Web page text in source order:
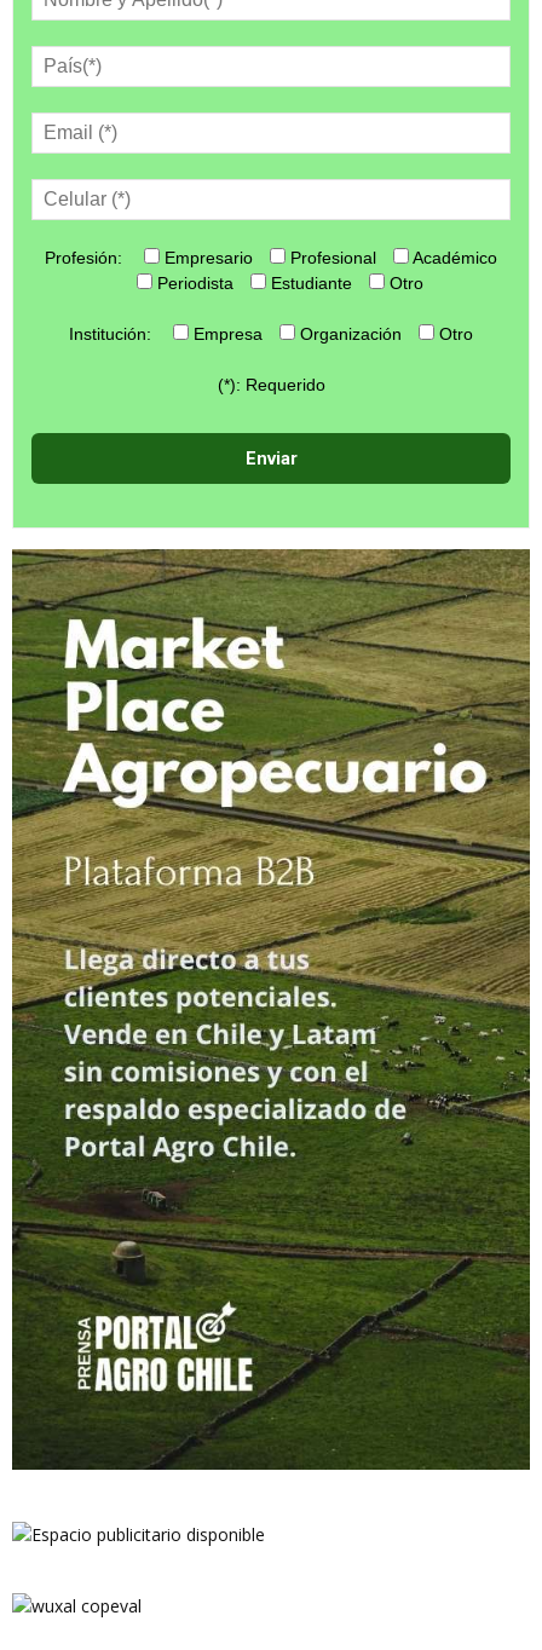
Profesión: Empresario Profesional
Académico
Periodista
Estudiante Otro
Institución: Empresa Organización Otro
(*): Requerido